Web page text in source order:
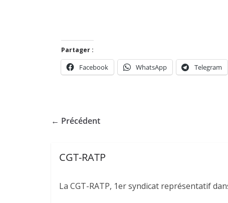
Partager :
Facebook WhatsApp Telegram
← Précédent
CGT-RATP
La CGT-RATP, 1er syndicat représentatif